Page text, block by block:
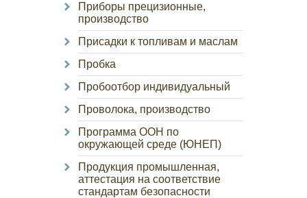
Приборы прецизионные,
производство
Присадки к топливам и маслам
Пробка
Пробоотбор индивидуальный
Проволока, производство
Программа ООН по
окружающей среде (ЮНЕП)
Продукция промышленная,
аттестация на соответствие
стандартам безопасности